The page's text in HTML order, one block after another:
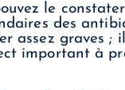
le
des
assez graves ;
important à